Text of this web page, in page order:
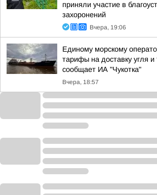
приняли участие в
захоронений
Вчера, 19:06
Единому морскому
тарифы на доставку угля и
сообщает ИА "Чукотка"
Вчера, 18:57